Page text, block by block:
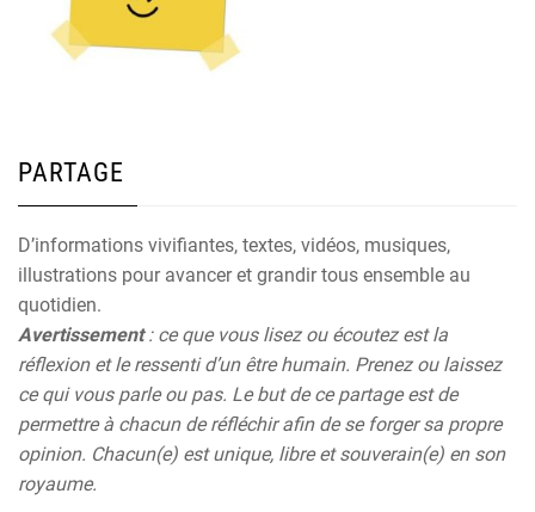
PARTAGE
D’informations vivifiantes, textes, vidéos, musiques,
illustrations pour avancer et grandir tous ensemble au
quotidien.
Avertissement: ce que vous lisez ou écoutez est la
réflexion et le ressenti d’un être humain. Prenez ou laissez
ce qui vous parle ou pas. Le but de ce partage est de
permettre à chacun de réfléchir afin de se forger sa propre
opinion. Chacun(e) est unique, libre et souverain(e) en son
royaume.